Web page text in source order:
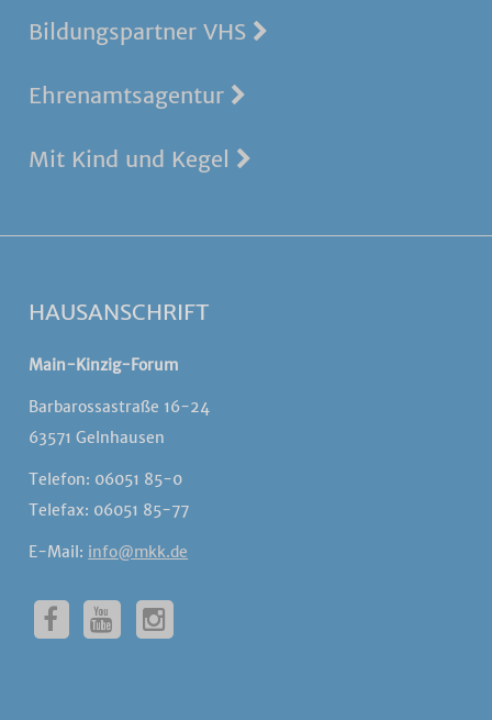
Bildungspartner VHS
Ehrenamtsagentur
Mit Kind und Kegel
HAUSANSCHRIFT
Main-Kinzig-Forum
Barbarossastraße 16-24
63571 Gelnhausen
Telefon: 06051 85-0
Telefax: 06051 85-77
E-Mail: info@mkk.de